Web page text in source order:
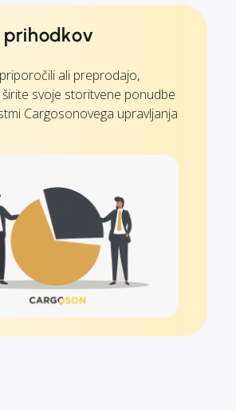
ali preprodajo,
svoje storitvene ponudbe
Cargosonovega upravljanja